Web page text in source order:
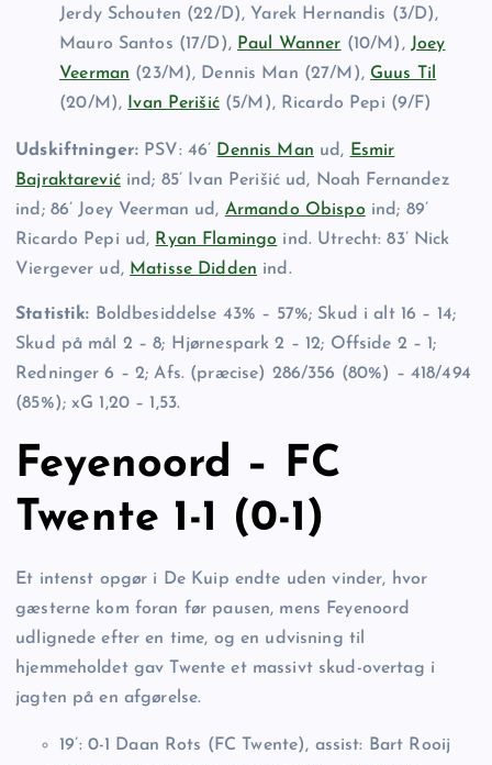
Jerdy Schouten (22/D), Yarek Hernandis (3/D),
Mauro Santos (17/D), Paul Wanner (10/M), Joey
Veerman (23/M), Dennis Man (27/M), Guus Til
(20/M),
Ivan Perišić(5/M), Ricardo Pepi (9/F)
Udskiftninger: PSV: 46’ Dennis Man ud, Esmir
Bajraktarevićind; 85’ Ivan Perišić ud, Noah Fernandez
ind; 86’ Joey Veerman ud, Armando Obispo ind; 89’
Ricardo Pepi ud, Ryan Flamingo ind. Utrecht: 83’ Nick
Viergever ud, Matisse Didden ind.
Statistik: Boldbesiddelse 43% – 57%; Skud i alt 16 – 14;
Skud på mål 2 – 8; Hjørnespark 2 – 12; Offside 2 – 1;
Redninger 6 – 2; Afs. (præcise) 286/356 (80%) – 418/494
(85%); xG 1,20 – 1,53.
Feyenoord – FC
Twente 1-1 (0-1)
Et intenst opgør i De Kuip endte uden vinder, hvor
gæsterne kom foran før pausen, mens Feyenoord
udlignede efter en time, og en udvisning til
hjemmeholdet gav Twente et massivt skud-overtag i
jagten på en afgørelse.
19’: 0-1 Daan Rots (FC Twente), assist: Bart Rooij